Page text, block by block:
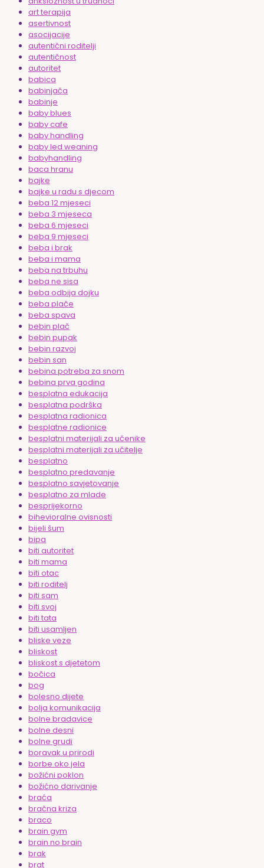
art terapija
asertivnost
asocijacije
autentični roditelji
autentičnost
autoritet
babica
babinjača
babinje
baby blues
baby cafe
baby handling
baby led weaning
babyhandling
baca hranu
bajke
bajke u radu s djecom
beba 12 mjeseci
beba 3 mjeseca
beba 6 mjeseci
beba 9 mjeseci
beba i brak
beba i mama
beba na trbuhu
beba ne sisa
beba odbija dojku
beba plače
beba spava
bebin plač
bebin pupak
bebin razvoj
bebin san
bebina potreba za snom
bebina prva godina
besplatna edukacija
besplatna podrška
besplatna radionica
besplatne radionice
besplatni materijali za učenike
besplatni materijali za učitelje
besplatno
besplatno predavanje
besplatno savjetovanje
besplatno za mlade
besprijekorno
bihevioralne ovisnosti
bijeli šum
bipa
biti autoritet
biti mama
biti otac
biti roditelj
biti sam
biti svoj
biti tata
biti usamljen
bliske veze
bliskost
bliskost s djetetom
bočica
bog
bolesno dijete
bolja komunikacija
bolne bradavice
bolne desni
bolne grudi
boravak u prirodi
borbe oko jela
božićni poklon
božićno darivanje
braća
bračna kriza
braco
brain gym
brain no brain
brak
brat